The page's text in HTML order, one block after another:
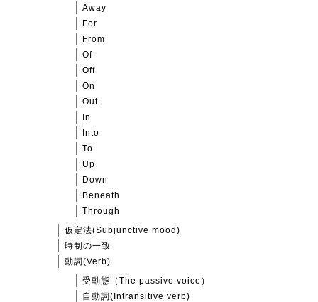
Away
For
From
Of
Off
On
Out
In
Into
To
Up
Down
Beneath
Through
仮定法(Subjunctive mood)
時制の一致
動詞(Verb)
受動態（The passive voice）
自動詞(Intransitive verb)